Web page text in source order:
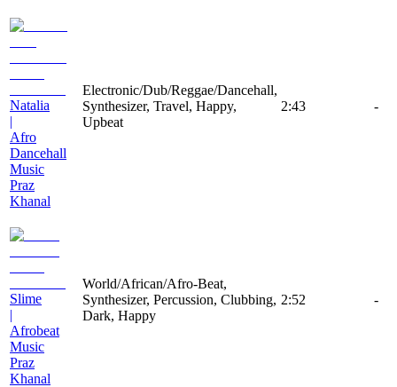
Natalia
|
Afro
Dancehall
Music
Praz
Khanal
Electronic/Dub/Reggae/Dancehall,
Synthesizer, Travel, Happy,
Upbeat
2:43 -
Slime
|
Afrobeat
Music
Praz
Khanal
World/African/Afro-Beat,
Synthesizer, Percussion, Clubbing,
Dark, Happy
2:52 -